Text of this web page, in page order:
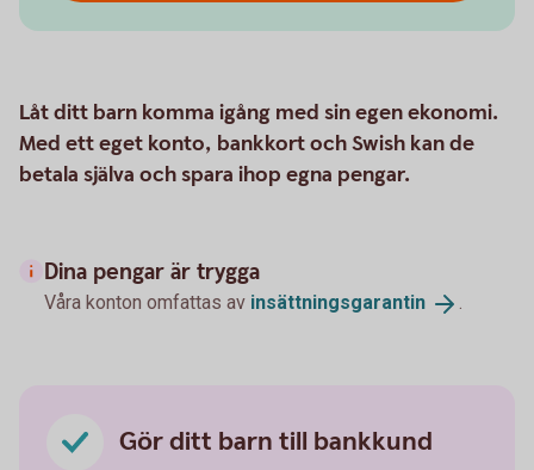
Låt ditt barn komma igång med sin egen ekonomi.
Med ett eget konto, bankkort och Swish kan de
betala själva och spara ihop egna pengar.
Dina pengar är trygga
Våra konton omfattas av insättningsgarantin .
Gör ditt barn till bankkund